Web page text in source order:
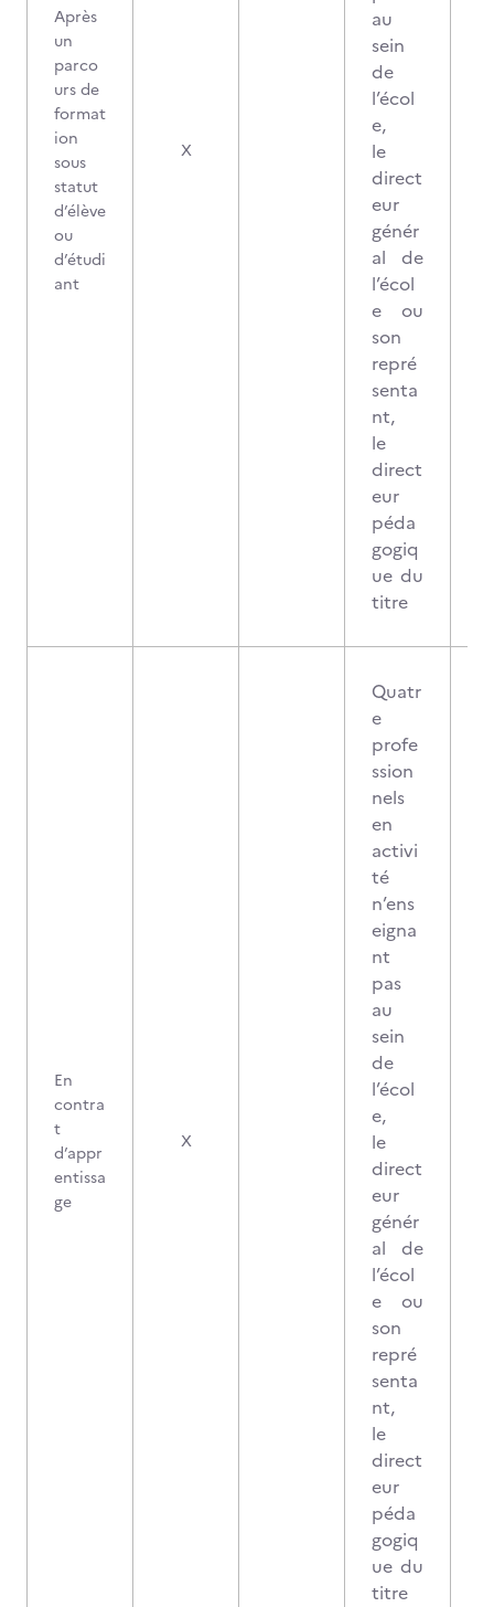
Après
un
parco
urs de
format
ion
sous
statut
d’élève
ou
d’étudi
ant
X
au
sein
de
l’écol
e,
le
direct
eur
génér
al de
l’écol
e ou
son
repré
senta
nt,
le
direct
eur
péda
gogiq
ue du
titre
En
contra
t
d’appr
entissa
ge
X
Quatr
e
profe
ssion
nels
en
activi
té
n’ens
eigna
nt
pas
au
sein
de
l’écol
e,
le
direct
eur
génér
al de
l’écol
e ou
son
repré
senta
nt,
le
direct
eur
péda
gogiq
ue du
titre